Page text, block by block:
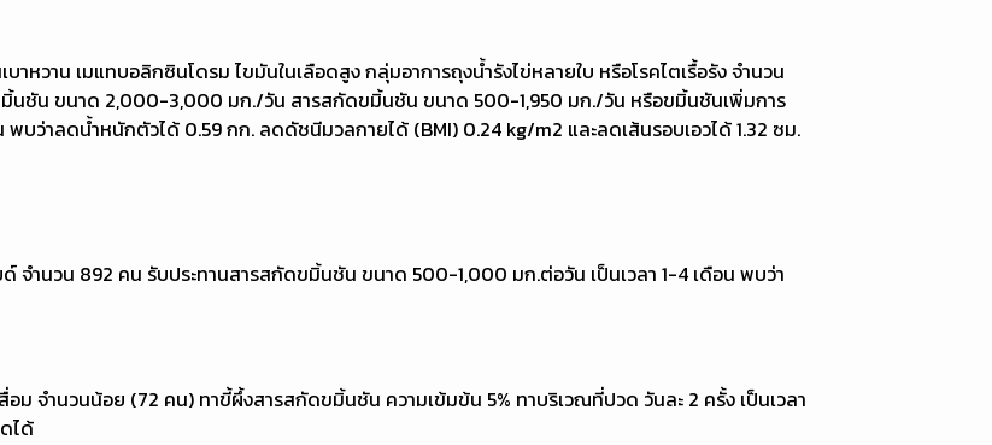
หวาน เมแทบอลิกซินโดรม ไขมันในเลือดสูง กลุ่มอาการถุงน้ำรังไข่หลายใบ หรือโรคไตเรื้อรัง จำนวน
มิ้นชัน ขนาด 2,000-3,000 มก./วัน สารสกัดขมิ้นชัน ขนาด 500-1,950 มก./วัน หรือขมิ้นชันเพิ่มการ
บว่าลดน้ำหนักตัวได้ 0.59 กก. ลดดัชนีมวลกายได้ (BMI) 0.24 kg/m2 และลดเส้นรอบเอวได้ 1.32 ซม.
จำนวน 892 คน รับประทานสารสกัดขมิ้นชัน ขนาด 500-1,000 มก.ต่อวัน เป็นเวลา 1-4 เดือน พบว่า
อม จำนวนน้อย (72 คน) ทาขี้ผึ้งสารสกัดขมิ้นชัน ความเข้มข้น 5% ทาบริเวณที่ปวด วันละ 2 ครั้ง เป็นเวลา
ได้